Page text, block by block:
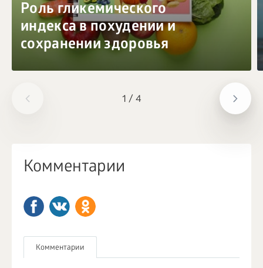
1 / 4
Роль гликемического
индекса в похудении и
сохранении здоровья
Комментарии
Комментарии